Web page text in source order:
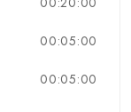
00:05:00
00:05:00